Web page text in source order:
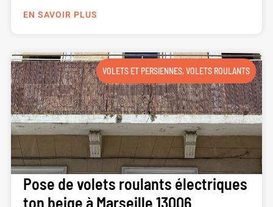
EN SAVOIR PLUS
VOLETS ET PERSIENNES,VOLETS ROULANTS
Pose de volets roulants électriques
ton beige à Marseille 13006